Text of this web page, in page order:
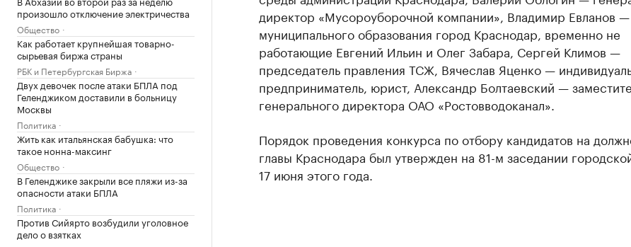
произошло отключение электричества
Общество
Как работает крупнейшая товарно-
сырьевая биржа страны
РБК и Петербургская Биржа
Двух девочек после атаки БПЛА под
Геленджиком доставили в больницу
Москвы
Политика
Жить как итальянская бабушка: что
такое нонна-максинг
Общество
В Геленджике закрыли все пляжи из-за
опасности атаки БПЛА
Политика
Против Сийярто возбудили уголовное
дело о взятках
директор «Мусороуборочной компании», Владимир Евланов —
муниципального образования город Краснодар, временно не
работающие Евгений Ильин и Олег Забара, Сергей Климов —
председатель правления ТСЖ, Вячеслав Яценко —
предприниматель, юрист, Александр Болтаевский —
генерального директора ОАО «Ростовводоканал».
Порядок проведения конкурса по отбору кандидатов на
главы Краснодара был утвержден на 81-м заседании
17 июня этого года.